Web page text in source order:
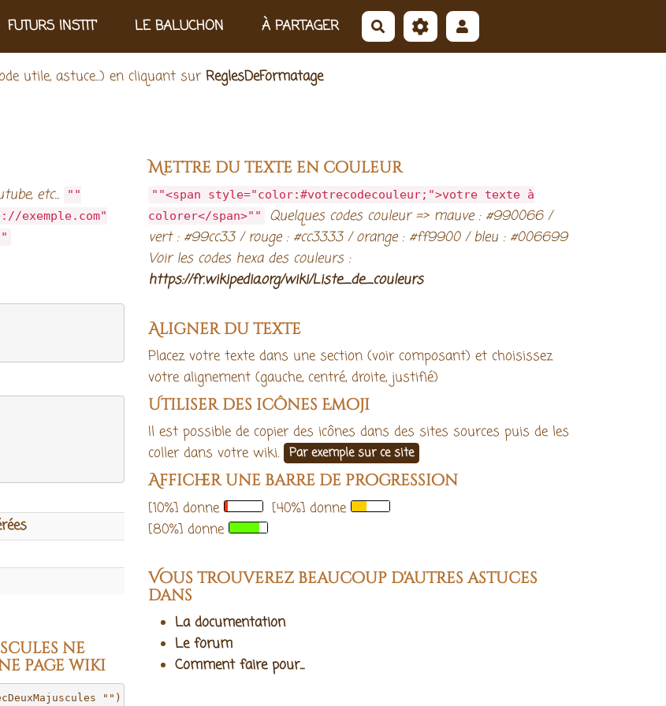
FUTURS INSTIT' LE BALUCHON À PARTAGER Rechercher
utile, astuce...) en cliquant sur ReglesDeFormatage
etc...
""
exemple.com"
ne
page wiki
"") pour qu'il ne soit pas interprété comme lien wiki
Mettre du texte en couleur
""<span style="color:#votrecodecouleur;">votre texte à
colorer</span>""
Quelques codes couleur => mauve : #990066 /
vert : #99cc33 / rouge : #cc3333 / orange : #ff9900 / bleu : #006699
Voir les codes hexa des couleurs :
https://fr.wikipedia.org/wiki/Liste_de_couleurs
Aligner du texte
Placez votre texte dans une section (voir composant) et choisissez
votre alignement (gauche, centré, droite, justifié)
Utiliser des icônes Emoji
Il est possible de copier des icônes dans des sites sources puis de les
coller dans votre wiki. Par exemple sur ce site
Afficher une barre de progression
[10%] donne
[40%] donne
[80%] donne
Vous trouverez beaucoup d'autres astuces
dans
La documentation
Le forum
Comment faire pour...